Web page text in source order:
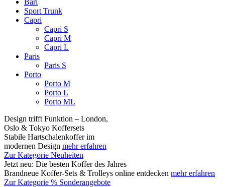
Bari
Sport Trunk
Capri
Capri S
Capri M
Capri L
Paris
Paris S
Porto
Porto M
Porto L
Porto ML
Design trifft Funktion – London,
Oslo & Tokyo Koffersets
Stabile Hartschalenkoffer im
modernen Design mehr erfahren
Zur Kategorie Neuheiten
Jetzt neu: Die besten Koffer des Jahres
Brandneue Koffer-Sets & Trolleys online entdecken mehr erfahren
Zur Kategorie % Sonderangebote